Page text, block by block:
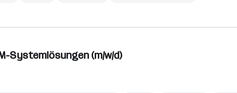
Systemlösungen (m/w/d)